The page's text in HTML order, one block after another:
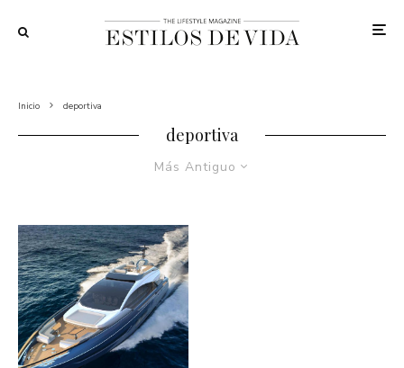
Inicio deportiva
deportiva
Más Antiguo